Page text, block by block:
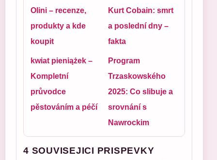
Olini – recenze,
produkty a kde
koupit
Kurt Cobain: smrt
a poslední dny –
fakta
kwiat pieniążek –
Kompletní
průvodce
pěstováním a péčí
Program
Trzaskowského
2025: Co slibuje a
srovnání s
Nawrockim
4 SOUVISEJICI PRISPEVKY